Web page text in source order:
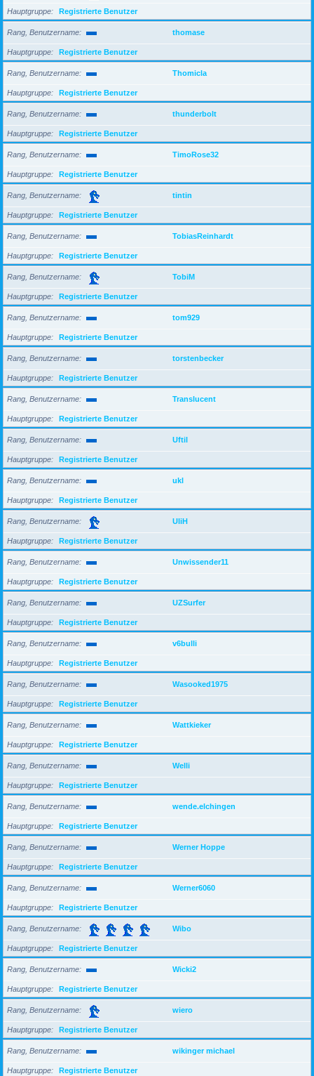
Hauptgruppe Registrierte Benutzer
Rang, Benutzername thomase
Hauptgruppe Registrierte Benutzer
Rang, Benutzername Thomicla
Hauptgruppe Registrierte Benutzer
Rang, Benutzername thunderbolt
Hauptgruppe Registrierte Benutzer
Rang, Benutzername TimoRose32
Hauptgruppe Registrierte Benutzer
Rang, Benutzername tintin
Hauptgruppe Registrierte Benutzer
Rang, Benutzername TobiasReinhardt
Hauptgruppe Registrierte Benutzer
Rang, Benutzername TobiM
Hauptgruppe Registrierte Benutzer
Rang, Benutzername tom929
Hauptgruppe Registrierte Benutzer
Rang, Benutzername torstenbecker
Hauptgruppe Registrierte Benutzer
Rang, Benutzername Translucent
Hauptgruppe Registrierte Benutzer
Rang, Benutzername Uftil
Hauptgruppe Registrierte Benutzer
Rang, Benutzername ukl
Hauptgruppe Registrierte Benutzer
Rang, Benutzername UliH
Hauptgruppe Registrierte Benutzer
Rang, Benutzername Unwissender11
Hauptgruppe Registrierte Benutzer
Rang, Benutzername UZSurfer
Hauptgruppe Registrierte Benutzer
Rang, Benutzername v6bulli
Hauptgruppe Registrierte Benutzer
Rang, Benutzername Wasooked1975
Hauptgruppe Registrierte Benutzer
Rang, Benutzername Wattkieker
Hauptgruppe Registrierte Benutzer
Rang, Benutzername Welli
Hauptgruppe Registrierte Benutzer
Rang, Benutzername wende.elchingen
Hauptgruppe Registrierte Benutzer
Rang, Benutzername Werner Hoppe
Hauptgruppe Registrierte Benutzer
Rang, Benutzername Werner6060
Hauptgruppe Registrierte Benutzer
Rang, Benutzername Wibo
Hauptgruppe Registrierte Benutzer
Rang, Benutzername Wicki2
Hauptgruppe Registrierte Benutzer
Rang, Benutzername wiero
Hauptgruppe Registrierte Benutzer
Rang, Benutzername wikinger michael
Hauptgruppe Registrierte Benutzer